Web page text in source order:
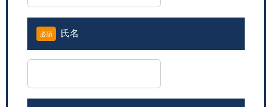
必須 氏名